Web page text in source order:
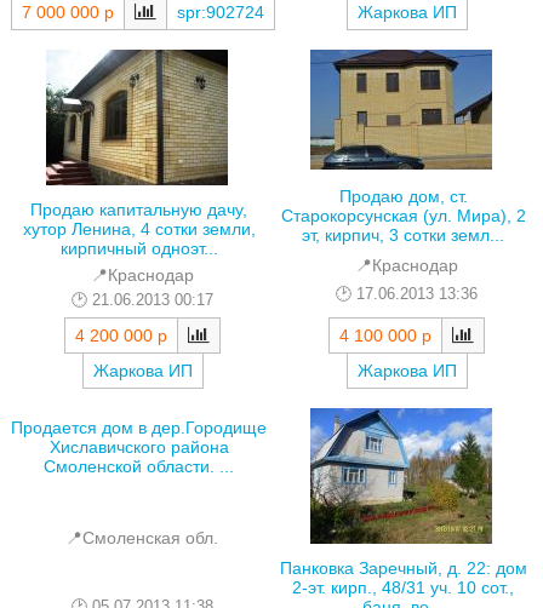
7 000 000 р spr:902724
Жаркова ИП
Продаю капитальную дачу,
хутор Ленина, 4 сотки земли,
кирпичный одноэт...
📍Краснодар
21.06.2013 00:17
4 200 000 р
Жаркова ИП
Продаю дом, ст.
Старокорсунская (ул. Мира), 2
эт, кирпич, 3 сотки земл...
📍Краснодар
17.06.2013 13:36
4 100 000 р
Жаркова ИП
Продается дом в дер.Городище
Хиславичского района
Смоленской области. ...
📍Смоленская обл.
Панковка Заречный, д. 22: дом
2-эт. кирп., 48/31 уч. 10 сот.,